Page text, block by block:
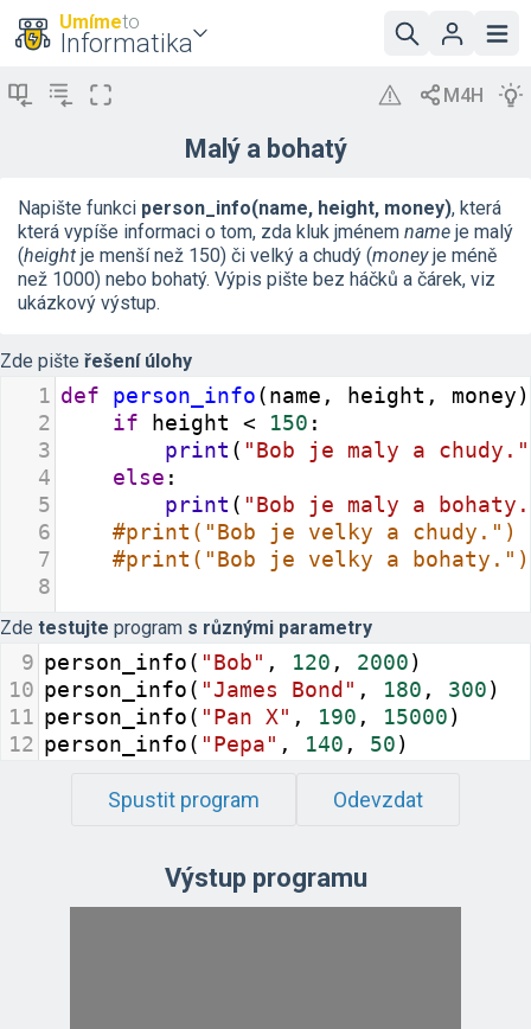
Umímeto
Informatika
Malý a bohatý
Napište funkci person_info(name, height, money), která
která vypíše informaci o tom, zda kluk jménem name je malý
(height je menší než 150) či velký a chudý (moneyje méně
než 1000) nebo bohatý. Výpis pište bez háčků a čárek, viz
ukázkový výstup.
Zde pište řešení úlohy
1 def person_info(name , height , money
2
if height < 150 :
3
print ( "Bob je maly a chudy."
4
else :
5
print ( "Bob je maly a
6
#print("Bob je velky a chudy.")
7
#print("Bob je velky a bohaty.")
8
Zde testujte program s různými parametry
9 person_info( "Bob" , 120 , 2000)
10 person_info( "James Bond" , 180 , 300)
11 person_info( "Pan X" , 190 , 15000)
12 person_info( "Pepa" , 140 , 50)
Spustit program
Odevzdat
Výstup programu